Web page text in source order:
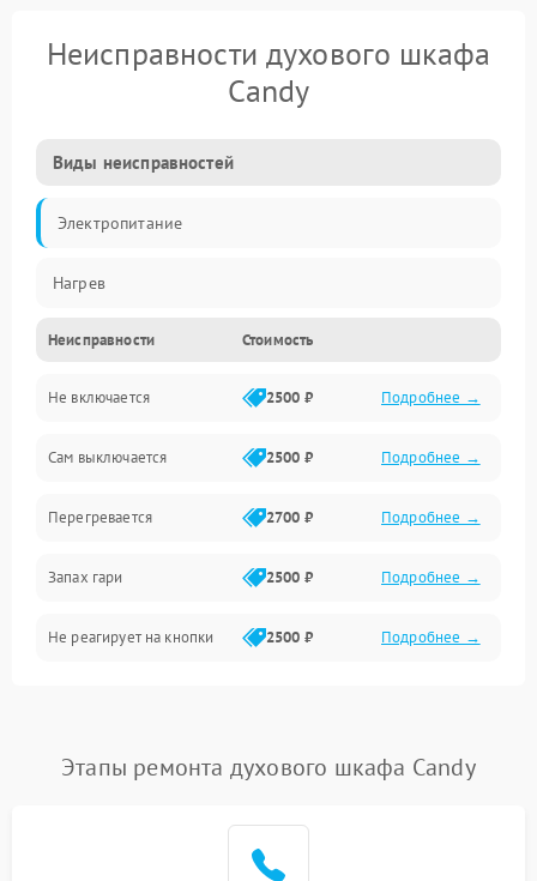
Неисправности духового шкафа
Candy
Виды неисправностей
Электропитание
Нагрев
Неисправности Стоимость
Не включается 2500 ₽ Подробнее →
Сам выключается 2500 ₽ Подробнее →
Перегревается 2700 ₽ Подробнее →
Запах гари 2500 ₽ Подробнее →
Не реагирует на кнопки 2500 ₽ Подробнее →
Этапы ремонта духового шкафа Candy